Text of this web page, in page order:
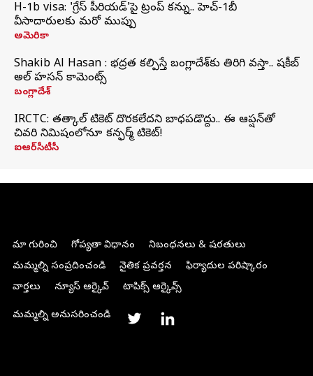
H-1b visa: 'గ్రేస్‌ పీరియడ్‌'పై ట్రంప్‌ కన్ను.. హెచ్‌-1బీ
వీసాదారులకు మరో ముప్పు
అమెరికా
Shakib Al Hasan : భద్రత కల్పిస్తే బంగ్లాదేశ్‌కు తిరిగి వస్తా.. షకీబ్
అల్ హసన్ కామెంట్స్
బంగ్లాదేశ్
IRCTC: తత్కాల్ టికెట్ దొరకలేదని బాధపడొద్దు.. ఈ ఆప్షన్‌తో
చివరి నిమిషంలోనూ కన్ఫర్మ్ టికెట్!
ఐఆర్‌సీటీసీ
మా గురించి గోప్యతా విధానం
నిబంధనలు & షరతులు
మమ్మల్ని సంప్రదించండి
నైతిక ప్రవర్తన
ఫిర్యాదుల పరిష్కారం
వార్తలు
న్యూస్ ఆర్కైవ్ టాపిక్స్ ఆర్కైవ్స్
మమ్మల్ని అనుసరించండి